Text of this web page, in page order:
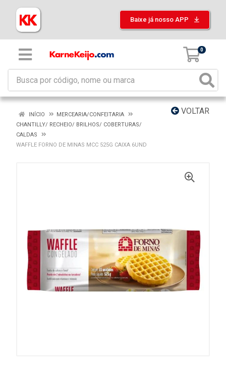
Baixe já nosso APP
0
VOLTAR
INÍCIO
MERCEARIA/CONFEITARIA
CHANTILLY/ RECHEIO/ BRILHOS/ COBERTURAS/
CALDAS
WAFFLE FORNO DE MINAS MCC 525G CAIXA 6UND